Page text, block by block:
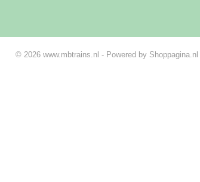
© 2026 www.mbtrains.nl - Powered by Shoppagina.nl